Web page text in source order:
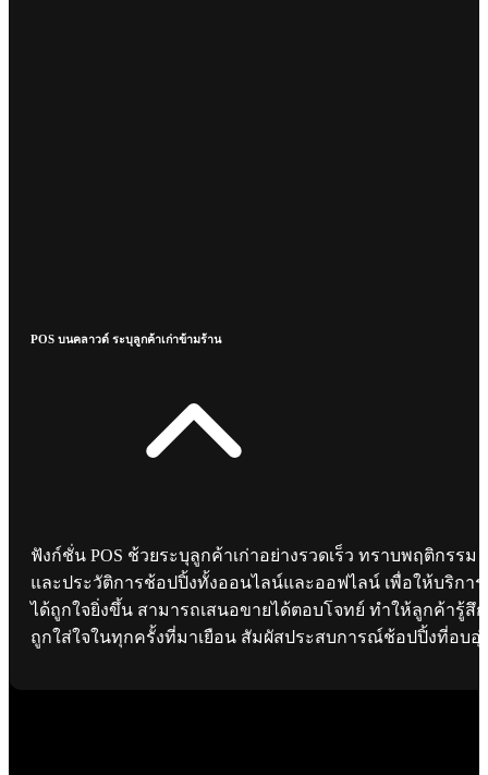
POS บนคลาวด์ ระบุลูกค้าเก่าข้ามร้าน
ฟังก์ชั่น POS ช้วยระบุลูกค้าเก่าอย่างรวดเร็ว ทราบพฤติกรรม
และประวัติการช้อปปิ้งทั้งออนไลน์และออฟไลน์ เพื่อให้บริการ
ได้ถูกใจยิ่งขึ้น สามารถเสนอขายได้ตอบโจทย์ ทำให้ลูกค้ารู้สึก
ถูกใส่ใจในทุกครั้งที่มาเยือน สัมผัสประสบการณ์ช้อปปิ้งที่อบอุ่